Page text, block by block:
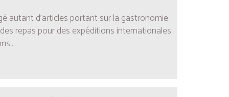
autant d’articles portant sur la gastronomie
repas pour des expéditions internationales